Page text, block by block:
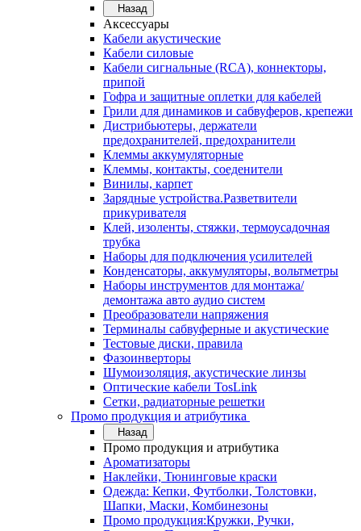
Назад
Аксессуары
Кабели акустические
Кабели силовые
Кабели сигнальные (RCA), коннекторы,
припой
Гофра и защитные оплетки для кабелей
Грили для динамиков и сабвуферов, крепежи
Дистрибьютеры, держатели
предохранителей, предохранители
Клеммы аккумуляторные
Клеммы, контакты, соеденители
Винилы, карпет
Зарядные устройства.Разветвители
прикуривателя
Клей, изоленты, стяжки, термоусадочная
трубка
Наборы для подключения усилителей
Конденсаторы, аккумуляторы, вольтметры
Наборы инструментов для монтажа/
демонтажа авто аудио систем
Преобразователи напряжения
Терминалы сабвуферные и акустические
Тестовые диски, правила
Фазоинверторы
Шумоизоляция, акустические линзы
Оптические кабели TosLink
Сетки, радиаторные решетки
Промо продукция и атрибутика
Назад
Промо продукция и атрибутика
Ароматизаторы
Наклейки, Тюнинговые краски
Одежда: Кепки, Футболки, Толстовки,
Шапки, Маски, Комбинезоны
Промо продукция:Кружки, Ручки,